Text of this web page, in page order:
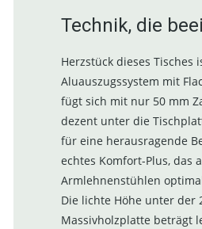
Technik, die
Herzstück dieses Tisches
Aluauszugssystem mit
fügt sich mit nur 50 mm
dezent unter die
für eine herausragende
echtes Komfort-Plus, das
Armlehnenstühlen
Die lichte Höhe unter der
Massivholzplatte beträgt